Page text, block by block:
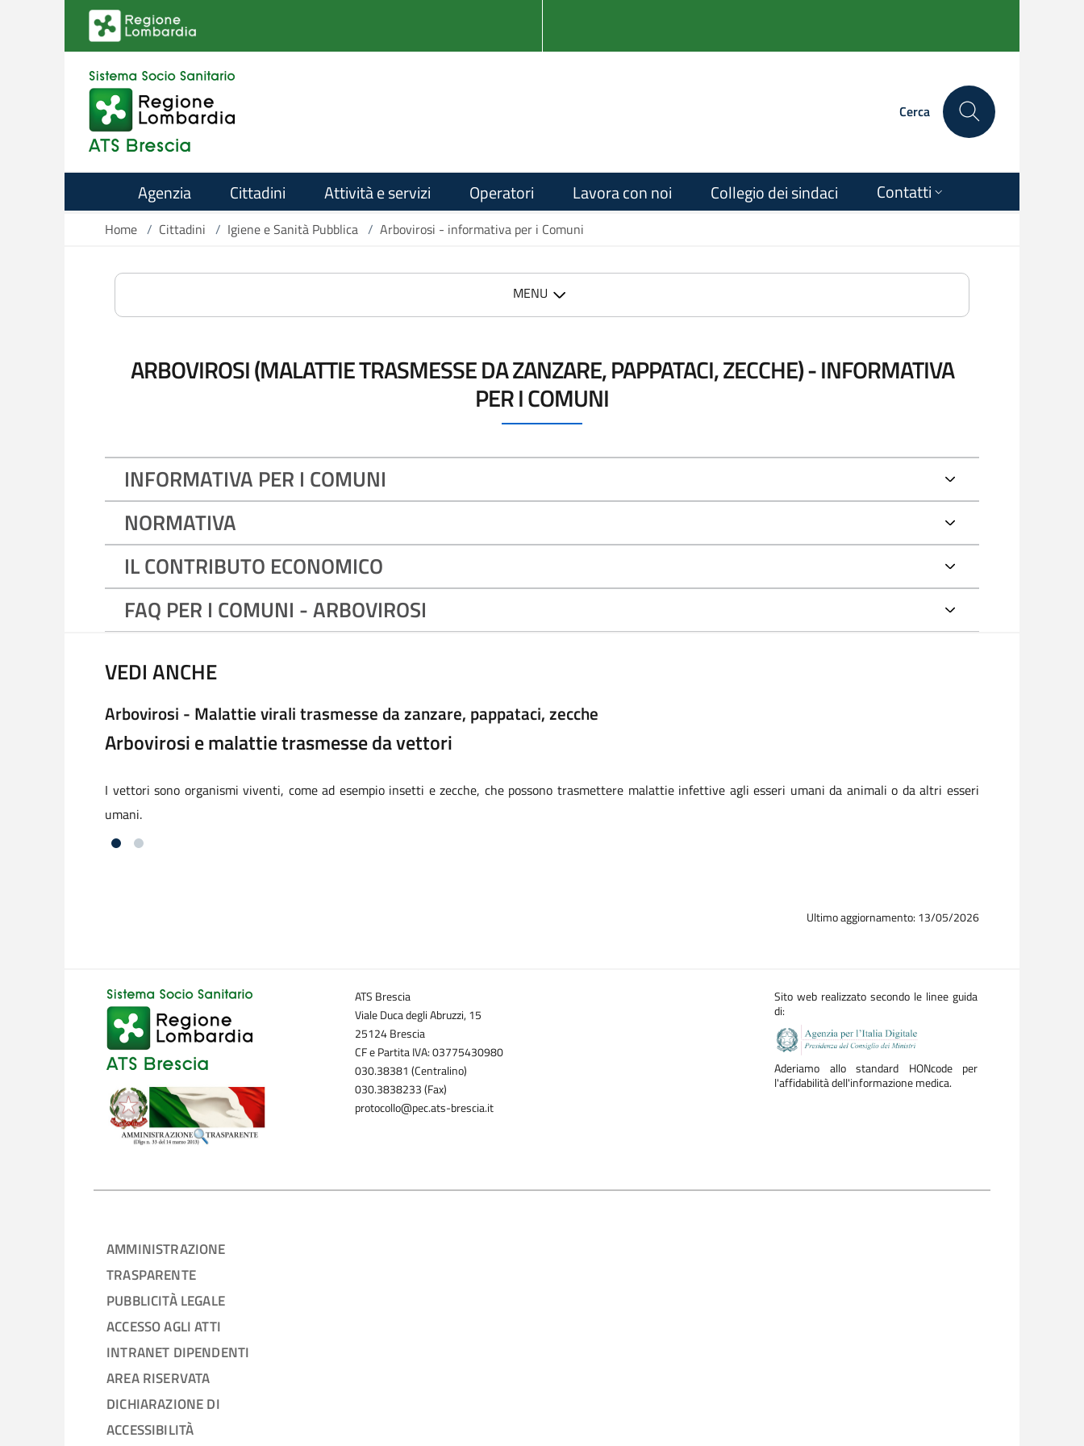
Salta al contenuto principale
Cerca
Agenzia Cittadini Attività e servizi Operatori Lavora con noi Collegio dei sindaci Contatti
Home / Cittadini / Igiene e Sanità Pubblica / Arbovirosi - informativa per i Comuni
MENU
ARBOVIROSI (MALATTIE TRASMESSE DA ZANZARE, PAPPATACI, ZECCHE) - INFORMATIVA
PER I COMUNI
INFORMATIVA PER I COMUNI
NORMATIVA
IL CONTRIBUTO ECONOMICO
FAQ PER I COMUNI - ARBOVIROSI
VEDI ANCHE
Arbovirosi - Malattie virali trasmesse da zanzare, pappataci, zecche
Arbovirosi e malattie trasmesse da vettori
I vettori sono organismi viventi, come ad esempio insetti e zecche, che possono trasmettere malattie infettive agli esseri umani da animali o da altri esseri
umani.
Ultimo aggiornamento: 13/05/2026
ATS Brescia
Viale Duca degli Abruzzi, 15
25124 Brescia
CF e Partita IVA: 03775430980
030.38381 (Centralino)
030.3838233 (Fax)
protocollo@pec.ats-brescia.it
Sito web realizzato secondo le linee guida
di:
Aderiamo allo standard HONcode per
l'affidabilità dell'informazione medica.
AMMINISTRAZIONE
TRASPARENTE
PUBBLICITÀ LEGALE
ACCESSO AGLI ATTI
INTRANET DIPENDENTI
AREA RISERVATA
DICHIARAZIONE DI
ACCESSIBILITÀ